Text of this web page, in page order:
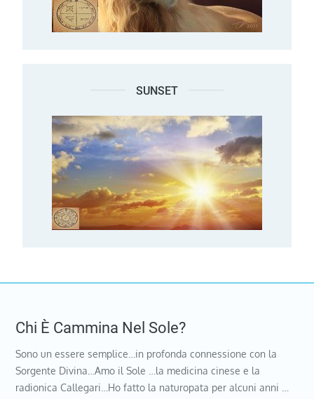
SUNSET
Chi È Cammina Nel Sole?
Sono un essere semplice…in profonda connessione con la
Sorgente Divina…Amo il Sole …la medicina cinese e la
radionica Callegari…Ho fatto la naturopata per alcuni anni …